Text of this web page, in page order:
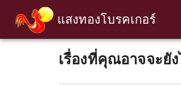
แสงทองโบรคเกอร์
เรื่องที่คุณอาจจะยั